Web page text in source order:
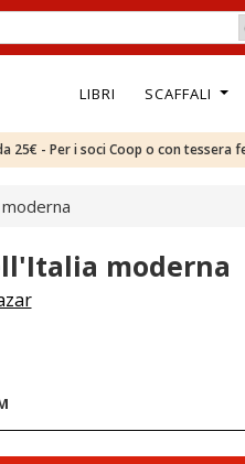
LIBRI SCAFFALI
25€ - Per i soci Coop o con
moderna